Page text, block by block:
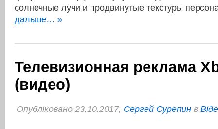
солнечные лучи и продвинутые текстуры
дальше… »
Телевизионная реклама
(видео)
Опубліковано 23.10.2017, Сергей Сурепин в